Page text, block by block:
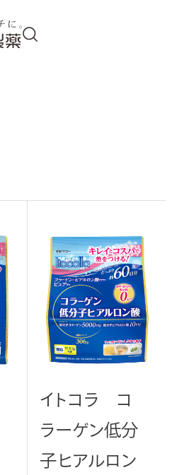
お問い合わせ
サイトのご利用規約
イトコラ コ
ラーゲン低分
子ヒアルロン